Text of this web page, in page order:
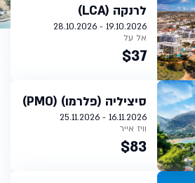
לרנקה (LCA)
19.10.2026 - 28.10.2026
אל על
$37
סיציליה (פלרמו) (PMO)
16.11.2026 - 25.11.2026
וויז אייר
$83